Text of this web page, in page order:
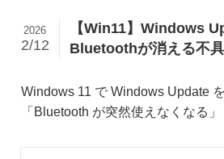
【Win11】Windows
Bluetoothが消える不
2026
2/12
Windows 11 で Windows Update
「Bluetooth が突然使えなくなる」